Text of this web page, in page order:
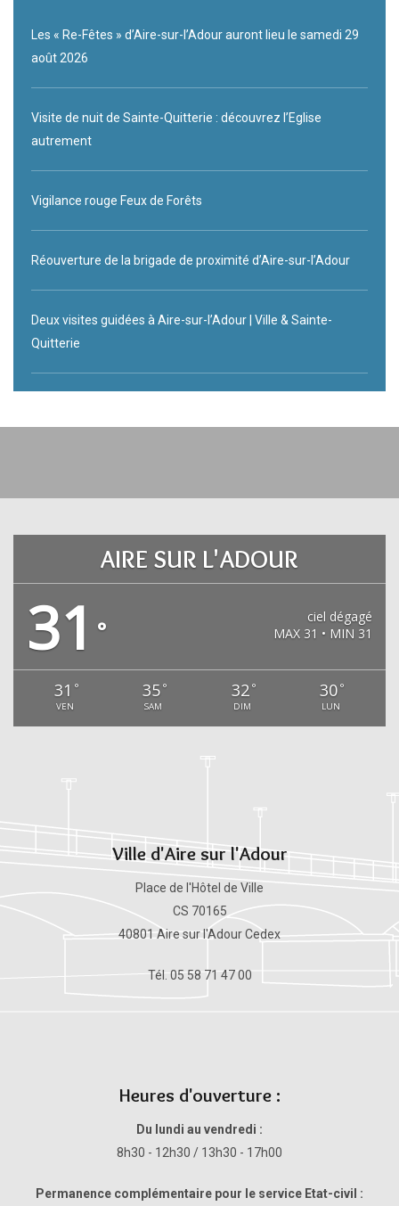
Les « Re-Fêtes » d’Aire-sur-l’Adour auront lieu le samedi 29
août 2026
Visite de nuit de Sainte-Quitterie : découvrez l’Eglise
autrement
Vigilance rouge Feux de Forêts
Réouverture de la brigade de proximité d’Aire-sur-l’Adour
Deux visites guidées à Aire-sur-l’Adour | Ville & Sainte-
Quitterie
AIRE SUR L'ADOUR
31 °
ciel dégagé
MAX 31 • MIN 31
31 °
VEN
35 °
SAM
32 °
DIM
30 °
LUN
Ville d'Aire sur l'Adour
Place de l'Hôtel de Ville
CS 70165
40801 Aire sur l'Adour Cedex
Tél. 05 58 71 47 00
Heures d'ouverture :
Du lundi au vendredi :
8h30 - 12h30 / 13h30 - 17h00
Permanence complémentaire pour le service Etat-civil :